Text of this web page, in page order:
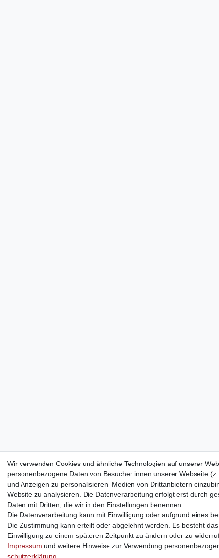
Wir verwenden Cookies und ähnliche Technologien auf unserer
personenbezogene Daten von Besucher:innen unserer Webseite
und Anzeigen zu personalisieren, Medien von Drittanbietern
Website zu analysieren. Die Datenverarbeitung erfolgt erst durch
Daten mit Dritten, die wir in den Einstellungen benennen.
Die Datenverarbeitung kann mit Einwilligung oder aufgrund eines
Die Zustimmung kann erteilt oder abgelehnt werden. Es besteht
Einwilligung zu einem späteren Zeitpunkt zu ändern oder zu
Impressum und weitere Hinweise zur Verwendung
schutz­erklärung